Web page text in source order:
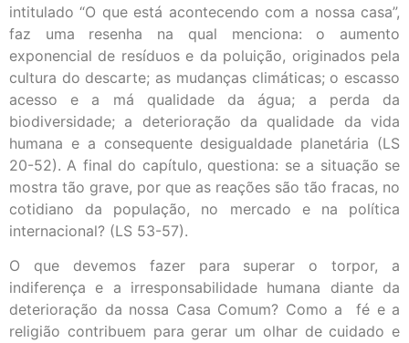
intitulado “O que está acontecendo com a nossa casa”,
faz uma resenha na qual menciona: o aumento
exponencial de resíduos e da poluição, originados pela
cultura do descarte; as mudanças climáticas; o escasso
acesso e a má qualidade da água; a perda da
biodiversidade; a deterioração da qualidade da vida
humana e a consequente desigualdade planetária (LS
20-52). A final do capítulo, questiona: se a situação se
mostra tão grave, por que as reações são tão fracas, no
cotidiano da população, no mercado e na política
internacional? (LS 53-57).
O que devemos fazer para superar o torpor, a
indiferença e a irresponsabilidade humana diante da
deterioração da nossa Casa Comum? Como a fé e a
religião contribuem para gerar um olhar de cuidado e